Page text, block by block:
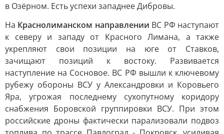
в Озёрном. Есть успехи западнее Дибровы.
На Краснолиманском направлении ВС РФ наступают
к северу и западу от Красного Лимана, а также
укрепляют свои позиции на юге от Ставков,
зачищают позиций к востоку. Развивается
наступление на Сосновое. ВС РФ вышли к ключевому
рубежу обороны ВСУ у Александровки и Коровьего
Яра, угрожая последнему сухопутному коридору
снабжения Боровской группировки ВСУ. При этом
российские дроны фактически парализовали подвоз